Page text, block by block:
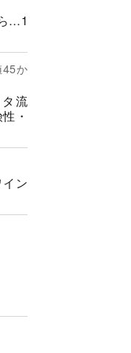
…1
45か
流
・
ン